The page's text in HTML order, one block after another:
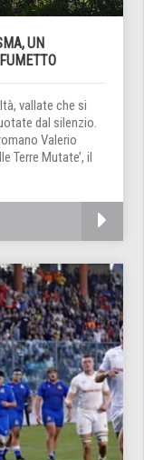
UN
vallate che si
dal silenzio.
Valerio
Terre Mutate’, il